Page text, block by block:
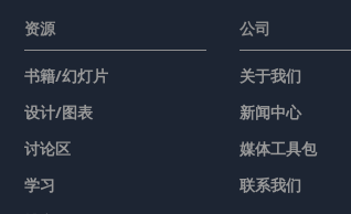
资源
书籍/幻灯片
设计/图表
讨论区
学习
公司
关于我们
新闻中心
媒体工具包
联系我们